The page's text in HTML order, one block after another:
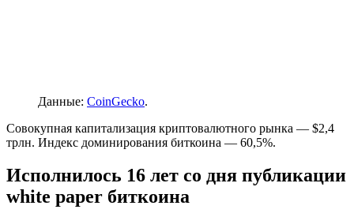
Данные: CoinGecko.
Совокупная капитализация криптовалютного рынка — $2,4
трлн. Индекс доминирования биткоина — 60,5%.
Исполнилось 16 лет со дня публикации
white paper биткоина